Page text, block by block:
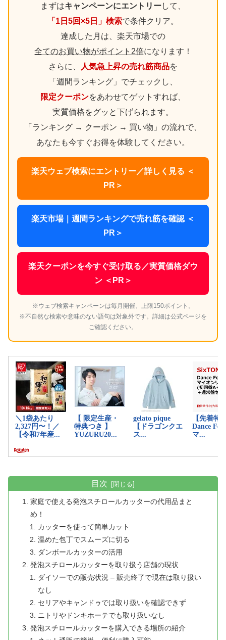
まずはキャンペーンにエントリーして、
「1日5回×5日」検索で条件クリア。
達成した月は、楽天市場での
全てのお買い物がポイント2倍になります！
さらに、
人気急上昇の売れ筋商品を
「週間ランキング」でチェックし、
限定クーポンをあわせてゲットすれば、
実質価格をグッと下げられます。
「ランキング → クーポン → 買い物」の流れで、
あなたも今すぐお得を体験してください。
楽天ウェブ検索にエントリー／詳しく見る ＜
PR＞
楽天市場｜週間ランキングで売れ筋を確認 ＜
PR＞
楽天クーポンを今すぐ受け取る／実質価格ダウ
ン ＜PR＞
※ウェブ検索キャンペーンは毎月開催、上限150ポイント。
※不自然な検索や意味のない語句は対象外です。詳細は公式ページを
ご確認ください。
目次
家庭で使える発泡スチロールカッターの代用品まと
め！
カッターを使って簡単カット
温めた包丁でスムーズに切る
ダンボールカッターの活用
発泡スチロールカッターを取り扱う店舗の現状
ダイソーでの販売状況 – 販売終了で現在は取り扱い
なし
セリアやキャンドゥでは取り扱いを確認できず
ニトリやドンキホーテでも取り扱いなし
発泡スチロールカッターを購入できる場所の紹介